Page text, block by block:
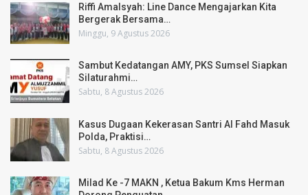
Riffi Amalsyah: Line Dance Mengajarkan Kita
Bergerak Bersama…
Minggu, 9 Agustus 2026
Sambut Kedatangan AMY, PKS Sumsel Siapkan
Silaturahmi…
Sabtu, 8 Agustus 2026
Kasus Dugaan Kekerasan Santri Al Fahd Masuk
Polda, Praktisi…
Sabtu, 8 Agustus 2026
Milad Ke -7 MAKN , Ketua Bakum Kms Herman